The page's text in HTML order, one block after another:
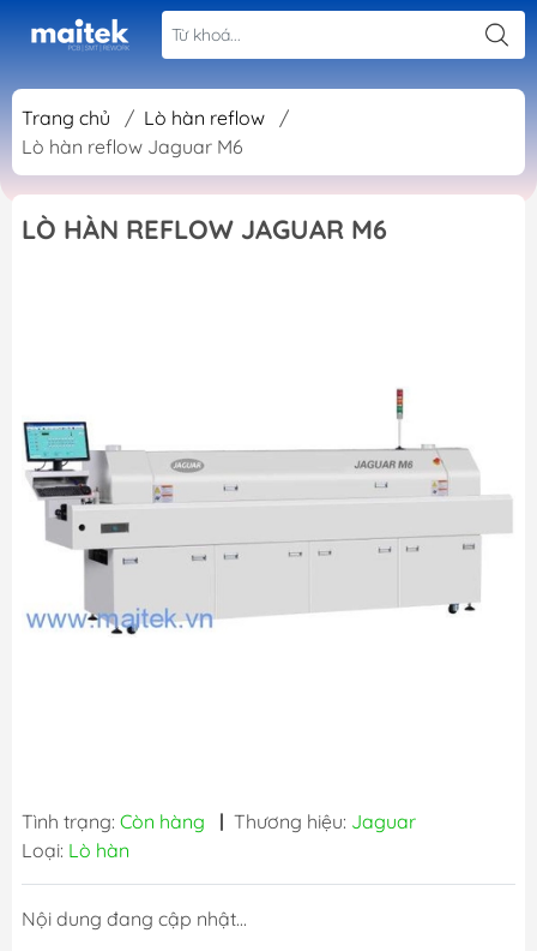
Trang chủ / Lò hàn reflow
/
Lò hàn reflow Jaguar M6
LÒ HÀN REFLOW JAGUAR M6
Tình trạng: Còn hàng | Thương hiệu: Jaguar
Loại: Lò hàn
Nội dung đang cập nhật...